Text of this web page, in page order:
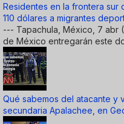
Residentes en la frontera
110 dólares a migrantes
--- Tapachula, México, 7 abr
de México entregarán este
Qué sabemos del atacante y
secundaria Apalachee, en